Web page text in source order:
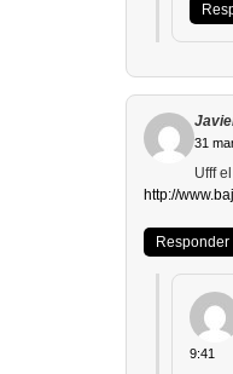
31
Ufff
http://
Responder
9:41